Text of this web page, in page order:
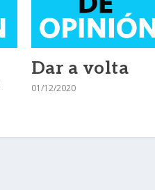
Dar a volta
01/12/2020